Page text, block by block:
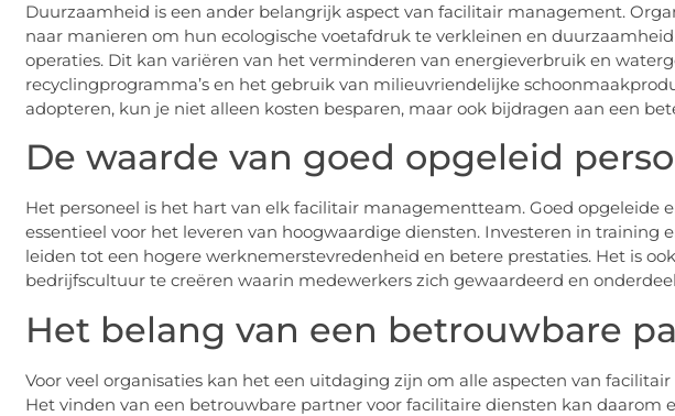
Duurzaamheid is een ander belangrijk aspect van facilitair management.
naar manieren om hun ecologische voetafdruk te verkleinen en
operaties. Dit kan variëren van het verminderen van energieverbruik en
recyclingprogramma’s en het gebruik van milieuvriendelijke
adopteren, kun je niet alleen kosten besparen, maar ook bijdragen aan een
De waarde van goed opgeleid
Het personeel is het hart van elk facilitair managementteam. Goed opgeleide
essentieel voor het leveren van hoogwaardige diensten. Investeren in training
leiden tot een hogere werknemerstevredenheid en betere prestaties. Het is
bedrijfscultuur te creëren waarin medewerkers zich gewaardeerd en
Het belang van een betrouwbare
Voor veel organisaties kan het een uitdaging zijn om alle aspecten van
Het vinden van een betrouwbare partner voor facilitaire diensten kan daarom